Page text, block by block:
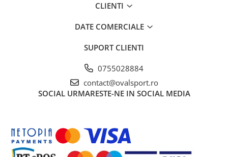
CLIENTI
DATE COMERCIALE
SUPORT CLIENTI
0755028884
contact@ovalsport.ro
SOCIAL URMARESTE-NE IN SOCIAL MEDIA